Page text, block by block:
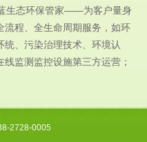
生态环保管家——为客户量身
流程、全生命周期服务，如环
、污染治理技术、环境认
监测监控设施第三方运营；
2728-0005